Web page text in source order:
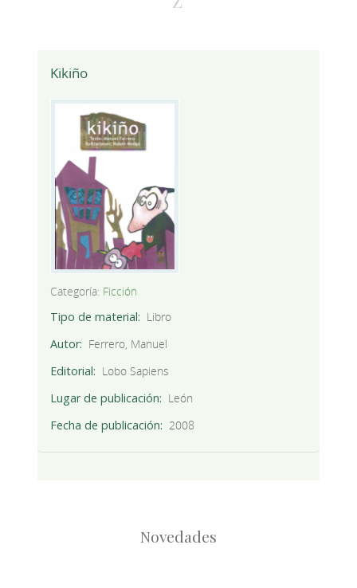
Kikiño
Categoría: Ficción
Tipo de material
Libro
Autor
Ferrero, Manuel
Editorial
Lobo Sapiens
Lugar de publicación
León
Fecha de publicación
2008
Novedades